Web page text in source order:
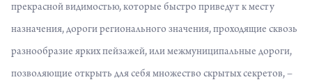
прекрасной видимостью, которые быстро приведут к месту
назначения, дороги регионального значения, проходящие сквозь
разнообразие ярких пейзажей, или межмуниципальные дороги,
позволяющие открыть для себя множество скрытых секретов, –